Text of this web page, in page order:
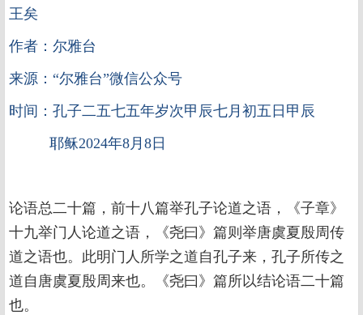
王矣
作者：尔雅台
来源：“尔雅台”微信公众号
时间：孔子二五七五年岁次甲辰七月初五日甲辰
耶稣2024年8月8日
论语总二十篇，前十八篇举孔子论道之语，《子章》
十九举门人论道之语，《尧曰》篇则举唐虞夏殷周传
道之语也。此明门人所学之道自孔子来，孔子所传之
道自唐虞夏殷周来也。《尧曰》篇所以结论语二十篇
也。